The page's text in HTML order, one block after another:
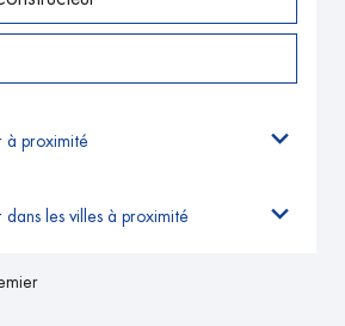
à proximité
dans les villes à proximité